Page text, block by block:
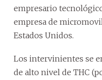
empresario
empresa de
Estados Unidos.
Los intervinientes se
de alto nivel de THC